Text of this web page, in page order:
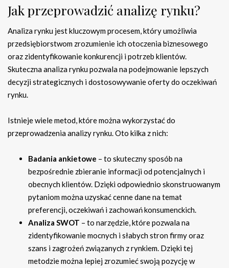
Jak przeprowadzić analizę rynku?
Analiza rynku jest kluczowym procesem, który umożliwia
przedsiębiorstwom zrozumienie ich otoczenia biznesowego
oraz zidentyfikowanie konkurencji i potrzeb klientów.
Skuteczna analiza rynku pozwala na podejmowanie lepszych
decyzji strategicznych i dostosowywanie oferty do oczekiwań
rynku.
Istnieje wiele metod, które można wykorzystać do
przeprowadzenia analizy rynku. Oto kilka z nich:
Badania ankietowe – to skuteczny sposób na
bezpośrednie zbieranie informacji od potencjalnych i
obecnych klientów. Dzięki odpowiednio skonstruowanym
pytaniom można uzyskać cenne dane na temat
preferencji, oczekiwań i zachowań konsumenckich.
Analiza SWOT – to narzędzie, które pozwala na
zidentyfikowanie mocnych i słabych stron firmy oraz
szans i zagrożeń związanych z rynkiem. Dzięki tej
metodzie można lepiej zrozumieć swoją pozycję w